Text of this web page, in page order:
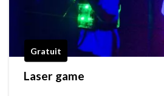
Gratuit
Laser game